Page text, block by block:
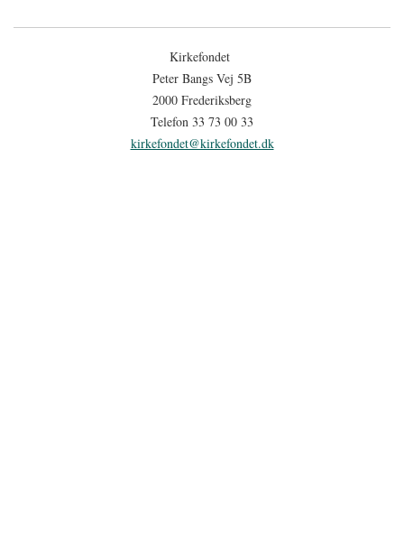
Kirkefondet
Peter Bangs Vej 5B
2000 Frederiksberg
Telefon 33 73 00 33
kirkefondet@kirkefondet.dk